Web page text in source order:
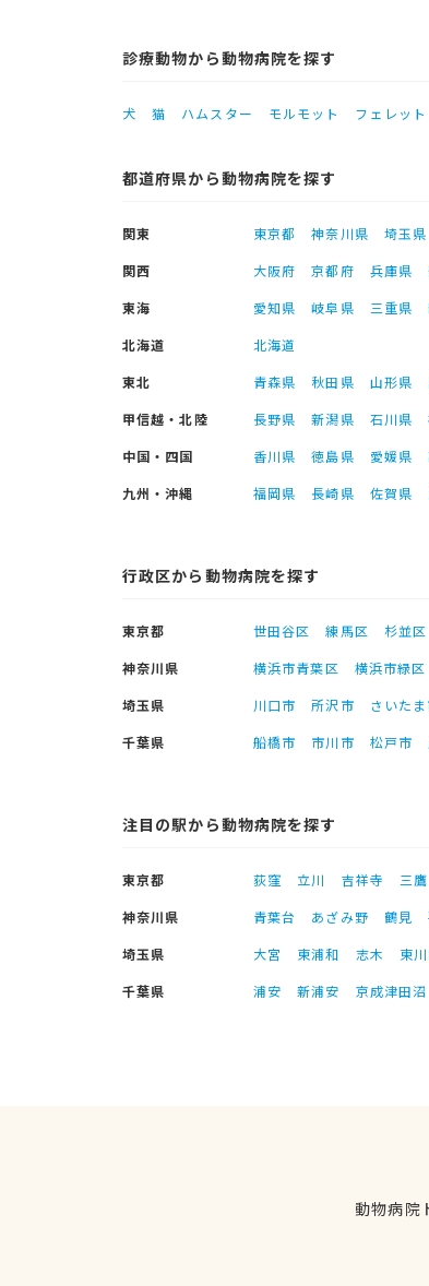
診療動物から動物病院を探す
犬 猫 ハムスター モルモット フェレット
都道府県から動物病院を探す
関東 東京都 神奈川県 埼玉県
関西
大阪府 京都府 兵庫県
東海
愛知県 岐阜県 三重県
北海道
北海道
東北
青森県 秋田県 山形県
甲信越・北陸
長野県 新潟県 石川県
中国・四国
香川県 徳島県 愛媛県
九州・沖縄
福岡県 長崎県 佐賀県
行政区から動物病院を探す
東京都 世田谷区 練馬区 杉並区
神奈川県
横浜市青葉区 横浜市緑区
埼玉県
川口市 所沢市 さいた
千葉県
船橋市 市川市 松戸市
注目の駅から動物病院を探す
東京都 荻窪 立川 吉祥寺 三鷹
神奈川県
青葉台 あざみ野 鶴見
埼玉県
大宮 東浦和 志木 東
千葉県
浦安 新浦安 京成津田沼
動物病院